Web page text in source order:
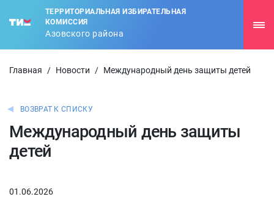
ТЕРРИТОРИАЛЬНАЯ ИЗБИРАТЕЛЬНАЯ
КОМИССИЯ
Азовского района
Главная / Новости / Международный день защиты детей
ВОЗВРАТ К СПИСКУ
Международный день защиты
детей
01.06.2026